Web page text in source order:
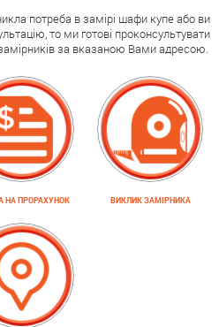
потреба в замірі шафи купе або ви
то ми готові проконсультувати
замірників за вказаною Вами адресою.
НА ПРОРАХУНОК ВИКЛИК ЗАМІРНИКА